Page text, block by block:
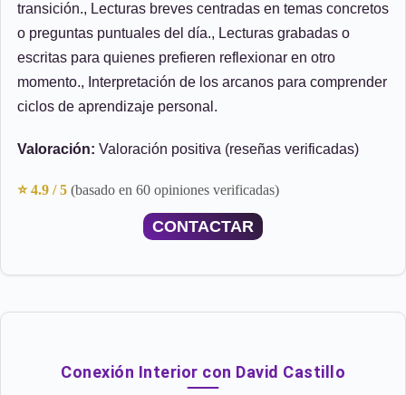
transición., Lecturas breves centradas en temas concretos
o preguntas puntuales del día., Lecturas grabadas o
escritas para quienes prefieren reflexionar en otro
momento., Interpretación de los arcanos para comprender
ciclos de aprendizaje personal.
Valoración: Valoración positiva (reseñas verificadas)
⭐ 4.9 / 5 (basado en 60 opiniones verificadas)
CONTACTAR
Conexión Interior con David Castillo